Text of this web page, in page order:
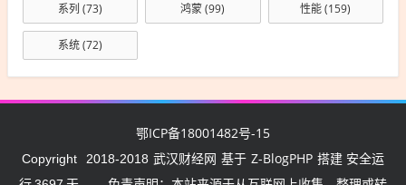
系列 (73) 鸿蒙(99) 性能(159)
系统(72)
鄂ICP备18001482号-15
Copyright 2018-2018 武汉财经网 基于 Z-BlogPHP 搭建 安全运